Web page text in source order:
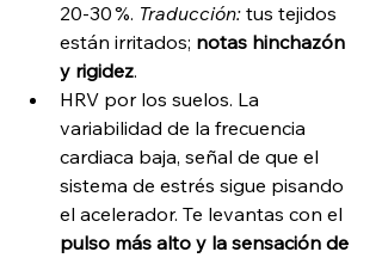
20‑30 %. Traducción: tus tejidos
están irritados; notas hinchazón
y rigidez.
HRV por los suelos. La
variabilidad de la frecuencia
cardiaca baja, señal de que el
sistema de estrés sigue pisando
el acelerador. Te levantas con el
pulso más alto y la sensación de